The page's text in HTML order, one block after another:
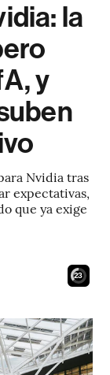
la
y
Nvidia tras
expectativas,
que ya exige
22